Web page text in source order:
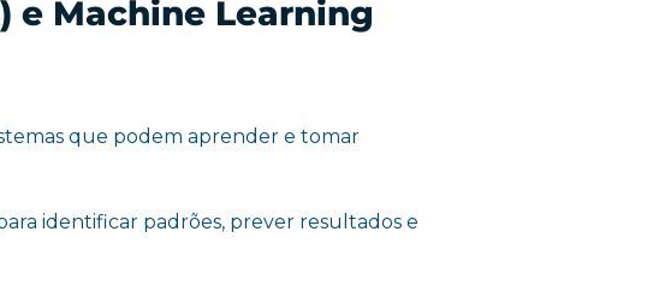
Machine Learning
que podem aprender e tomar
identificar padrões, prever resultados e